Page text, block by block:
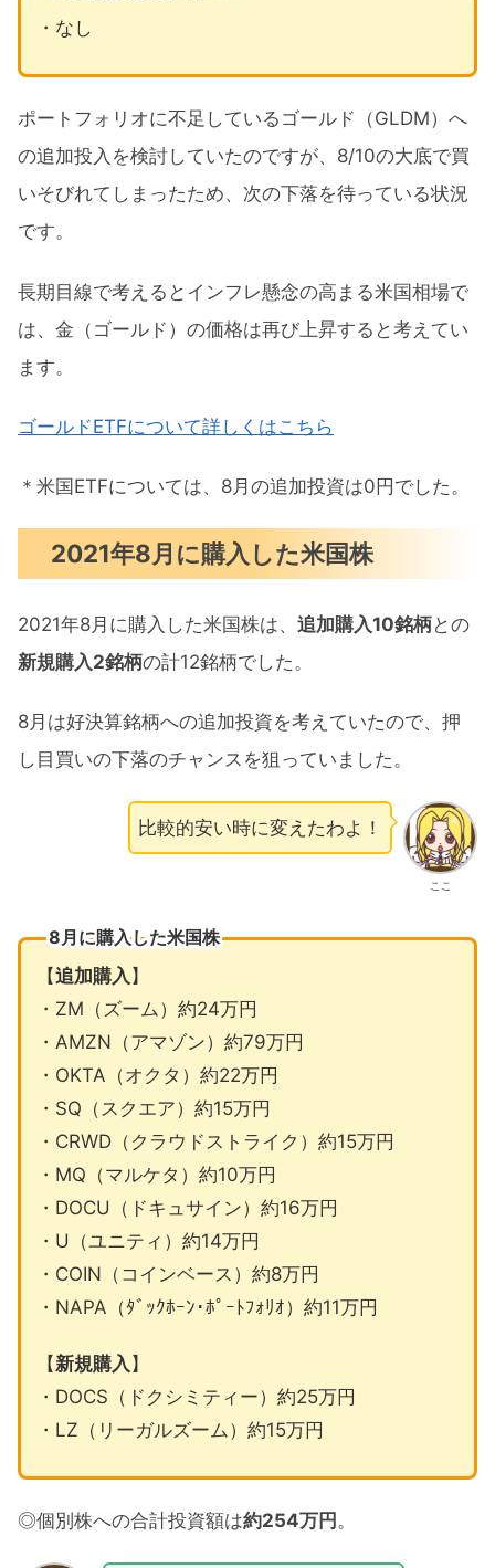
・なし
ポートフォリオに不足しているゴールド（GLDM）へ
の追加投入を検討していたのですが、8/10の大底で買
いそびれてしまったため、次の下落を待っている状況
です。
長期目線で考えるとインフレ懸念の高まる米国相場で
は、金（ゴールド）の価格は再び上昇すると考えてい
ます。
ゴールドETFについて詳しくはこちら
＊米国ETFについては、8月の追加投資は0円でした。
2021年8月に購入した米国株
2021年8月に購入した米国株は、 追加購入10銘柄との
新規購入2銘柄の計12銘柄でした。
8月は好決算銘柄への追加投資を考えていたので、押
し目買いの下落のチャンスを狙っていました。
ここ
比較的安い時に変えたわよ！
8月に購入した米国株
【追加購入 】
・ZM（ズーム）約24万円
・AMZN（アマゾン）約79万円
・OKTA（オクタ）約22万円
・SQ（スクエア）約15万円
・CRWD（クラウドストライク）約15万円
・MQ（マルケタ）約10万円
・DOCU（ドキュサイン）約16万円
・U（ユニティ）約14万円
・COIN（コインベース）約8万円
・NAPA（ﾀﾞｯｸﾎｰﾝ･ﾎﾟｰﾄﾌｫﾘｵ）約11万円
【新規購入 】
・DOCS（ドクシミティー）約25万円
・LZ（リーガルズーム）約15万円
◎個別株への合計投資額は約254万円 。